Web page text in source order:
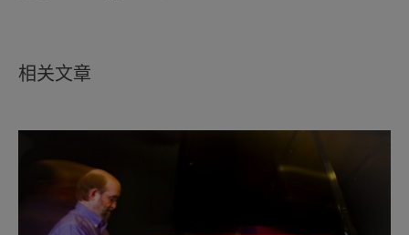
相关文章